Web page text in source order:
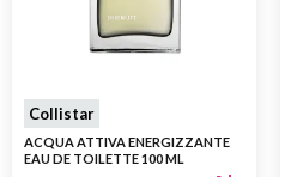
Collistar
ACQUA ATTIVA ENERGIZZANTE
EAU DE TOILETTE 100 ML